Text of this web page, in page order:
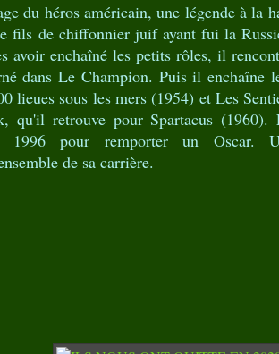
du héros américain, une légende à la
fils de chiffonnier juif ayant fui la
avoir enchaîné les petits rôles, il
dans Le Champion. Puis il enchaîne
lieues sous les mers (1954) et Les
qu'il retrouve pour Spartacus (1960).
1996 pour remporter un Oscar.
de sa carrière.